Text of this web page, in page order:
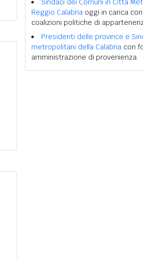
Sindaci dei Comuni in Città
Reggio Calabria oggi in carica
coalizioni politiche di
Presidenti delle province e
metropolitani della Calabria con
amministrazione di provenienza.